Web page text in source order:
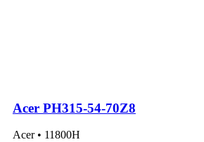
Acer PH315-54-70Z8
Acer • 11800H